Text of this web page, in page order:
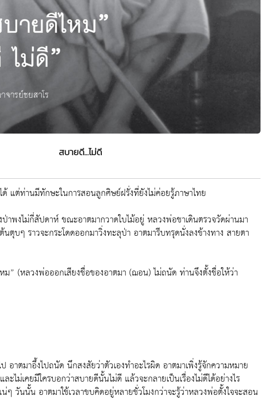
สบายดี...ไม่ดี
แต่ท่านมีทักษะในการสอนลูกศิษย์ฝรั่งที่ยังไม่ค่อยรู้ภาษาไทย
พงไม่กี่สัปดาห์ ขณะอาตมากวาดใบไม้อยู่ หลวงพ่อชาเดินตรวจวัดผ่านมา
ตุบๆ ราวจะกระโดดออกมาวิ่งทะลุป่า อาตมารีบทรุดนั่งลงข้างทาง สายตา
” (หลวงพ่อออกเสียงชื่อของอาตมา (ฌอน) ไม่ถนัด ท่านจึงตั้งชื่อให้ว่า
อาตมาอึ้งไปถนัด นึกสงสัยว่าตัวเองทำอะไรผิด อาตมาเพิ่งรู้จักความหมาย
ะไม่เคยมีใครบอกว่าสบายดีนั้นไม่ดี แล้วจะกลายเป็นเรื่องไม่ดีได้อย่างไร
ๆ วันนั้น อาตมาใช้เวลาขบคิดอยู่หลายชั่วโมงกว่าจะรู้ว่าหลวงพ่อตั้งใจจะสอน